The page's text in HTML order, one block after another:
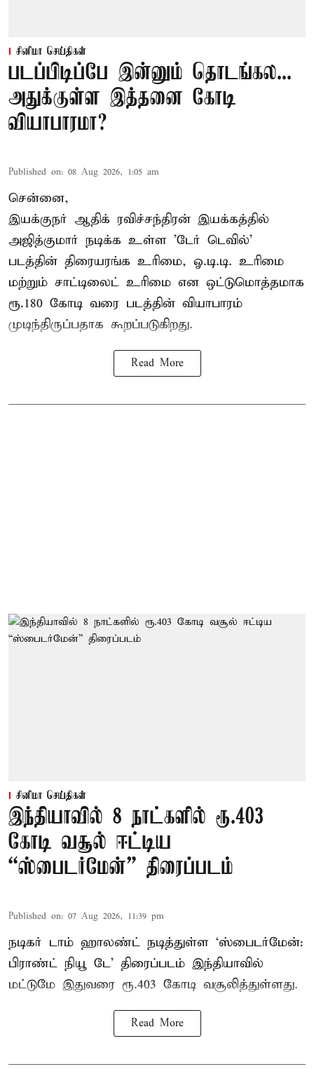
சினிமா செய்திகள்
படப்பிடிப்பே இன்னும் தொடங்கல...
அதுக்குள்ள இத்தனை கோடி
வியாபாரமா?
Published on: 08 Aug 2026, 1:05 am
சென்னை,
இயக்குநர் ஆதிக் ரவிச்சந்திரன் இயக்கத்தில்
அஜித்குமார் நடிக்க உள்ள 'டேர் டெவில்'
படத்தின் திரையரங்க உரிமை, ஓ.டி.டி. உரிமை
மற்றும் சாட்டிலைட் உரிமை என ஒட்டுமொத்தமாக
ரூ.180 கோடி வரை படத்தின் வியாபாரம்
முடிந்திருப்பதாக கூறப்படுகிறது.
Read More
சினிமா செய்திகள்
இந்தியாவில் 8 நாட்களில் ரூ.403
கோடி வசூல் ஈட்டிய
“ஸ்பைடர்மேன்” திரைப்படம்
Published on: 07 Aug 2026, 11:39 pm
நடிகர் டாம் ஹாலண்ட் நடித்துள்ள ‘ஸ்பைடர்மேன்:
பிராண்ட் நியூ டே’ திரைப்படம் இந்தியாவில்
மட்டுமே இதுவரை ரூ.403 கோடி வசூலித்துள்ளது.
Read More